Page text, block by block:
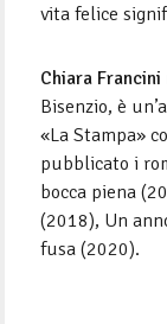
vita felice
Chiara Francini
Bisenzio, è
«La Stampa»
pubblicato i
bocca piena
(2018), Un
fusa (2020).